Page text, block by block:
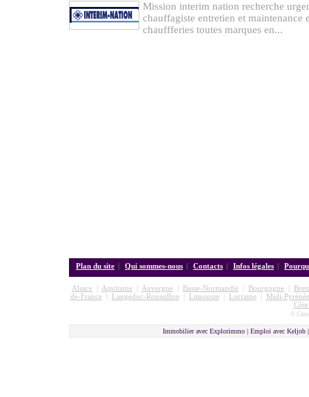
Mission interim nation recherche
chauffagiste entretien et maintenance
chauffferies toutes marques en...
Plan du site | Qui sommes-nous | Contacts | Infos légales |
Alsace Aquitaine Auvergne Basse-Normandie Bourgogne
de-France| Langedoc-Roussillon Limousin Lorraine|
Midi-
©
Immobilier avec Explorimmo | Emploi avec Keljob